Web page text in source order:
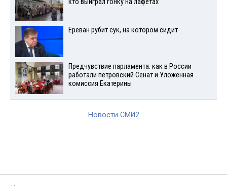
кто выиграл гонку на лафетах
Ереван рубит сук, на котором сидит
Предчувствие парламента: как в России
работали петровский Сенат и Уложенная
комиссия Екатерины
Новости СМИ2